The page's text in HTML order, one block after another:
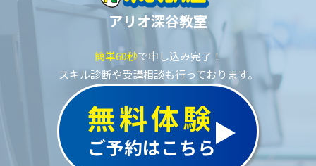
アリオ深谷教室
簡単60秒で申し込み完了！
スキル診断や受講相談も行っております。
無料体験
ご予約はこちら